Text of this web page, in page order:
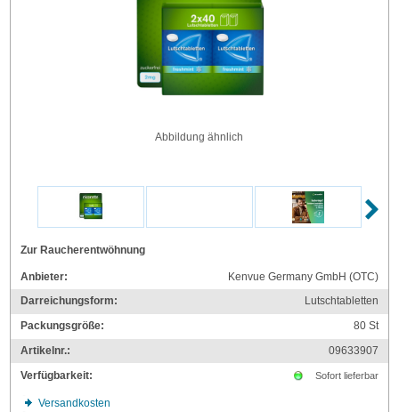
Abbildung ähnlich
Zur Raucherentwöhnung
Anbieter:
Kenvue Germany GmbH (OTC)
Darreichungsform:
Lutschtabletten
Packungsgröße:
80St
Artikelnr.:
09633907
Verfügbarkeit:
Sofort lieferbar
Versandkosten